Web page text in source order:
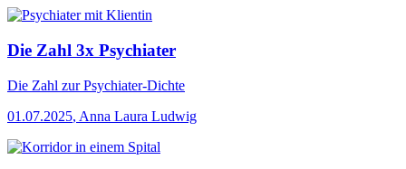
Die Zahl 3x Psychiater
Die Zahl zur Psychiater-Dichte
01.07.2025, Anna Laura Ludwig